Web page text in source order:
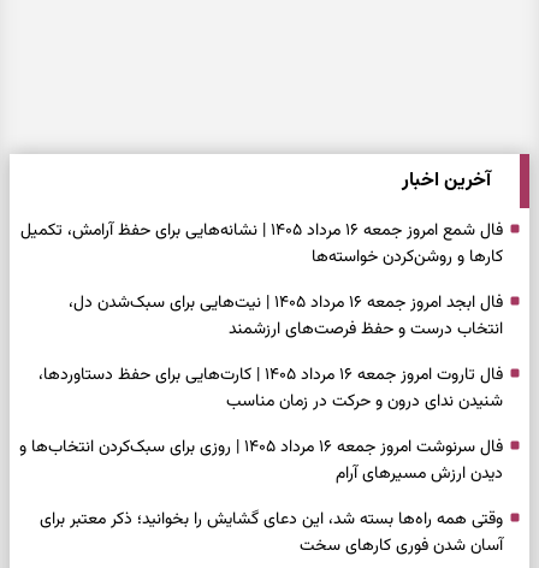
آخرین اخبار
فال شمع امروز جمعه ۱۶ مرداد ۱۴۰۵ | نشانه‌هایی برای حفظ آرامش، تکمیل
کارها و روشن‌کردن خواسته‌ها
فال ابجد امروز جمعه ۱۶ مرداد ۱۴۰۵ | نیت‌هایی برای سبک‌شدن دل،
انتخاب درست و حفظ فرصت‌های ارزشمند
فال تاروت امروز جمعه ۱۶ مرداد ۱۴۰۵ | کارت‌هایی برای حفظ دستاوردها،
شنیدن ندای درون و حرکت در زمان مناسب
فال سرنوشت امروز جمعه ۱۶ مرداد ۱۴۰۵ | روزی برای سبک‌کردن انتخاب‌ها و
دیدن ارزش مسیرهای آرام
وقتی همه راه‌ها بسته شد، این دعای گشایش را بخوانید؛ ذکر معتبر برای
آسان شدن فوری کارهای سخت